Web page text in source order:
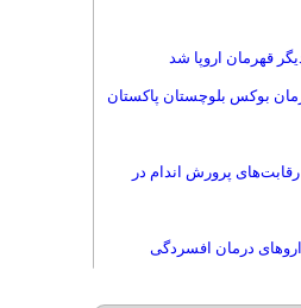
قهرمان اروپا شد
بوکس بلوچستان پاکستان
پرورش اندام در
درمان افسردگی